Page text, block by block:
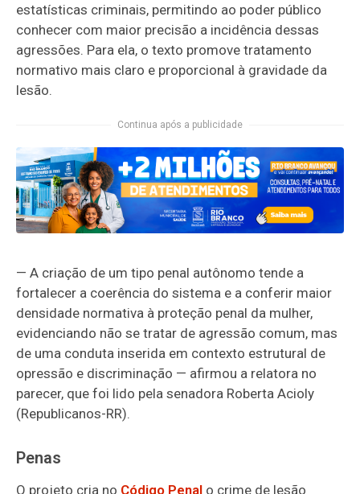
estatísticas criminais, permitindo ao poder público
conhecer com maior precisão a incidência dessas
agressões. Para ela, o texto promove tratamento
normativo mais claro e proporcional à gravidade da
lesão.
Continua após a publicidade
— A criação de um tipo penal autônomo tende a
fortalecer a coerência do sistema e a conferir maior
densidade normativa à proteção penal da mulher,
evidenciando não se tratar de agressão comum, mas
de uma conduta inserida em contexto estrutural de
opressão e discriminação — afirmou a relatora no
parecer, que foi lido pela senadora Roberta Acioly
(Republicanos-RR).
Penas
O projeto cria no Código Penal o crime de lesão